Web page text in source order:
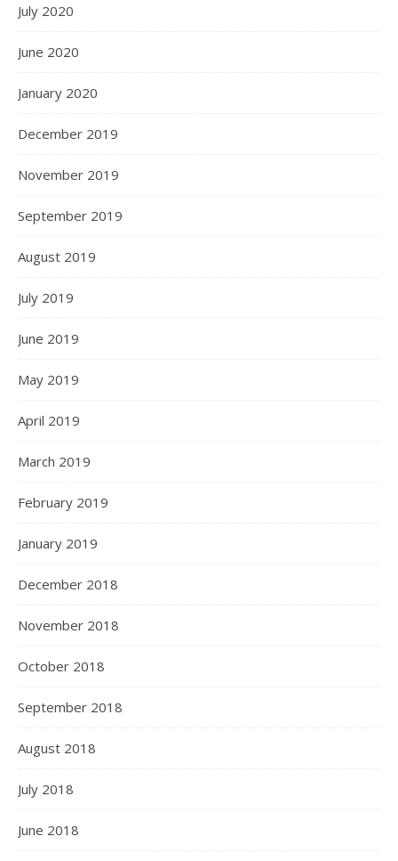
July 2020
June 2020
January 2020
December 2019
November 2019
September 2019
August 2019
July 2019
June 2019
May 2019
April 2019
March 2019
February 2019
January 2019
December 2018
November 2018
October 2018
September 2018
August 2018
July 2018
June 2018